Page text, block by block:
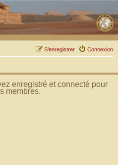
Connexion
S’enregistrer
enregistré et connecté pour
membres.